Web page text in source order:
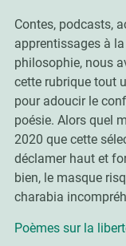
Contes, podcasts,
apprentissages à
philosophie, nous
cette rubrique tout
pour adoucir le
poésie. Alors quel
2020 que cette
déclamer haut et
bien, le masque
charabia
Poèmes sur la